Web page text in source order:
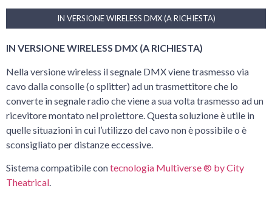
IN VERSIONE WIRELESS DMX (A RICHIESTA)
IN VERSIONE WIRELESS DMX (A RICHIESTA)
Nella versione wireless il segnale DMX viene trasmesso via
cavo dalla consolle (o splitter) ad un trasmettitore che lo
converte in segnale radio che viene a sua volta trasmesso ad un
ricevitore montato nel proiettore. Questa soluzione è utile in
quelle situazioni in cui l’utilizzo del cavo non è possibile o è
sconsigliato per distanze eccessive.
Sistema compatibile contecnologia Multiverse ® by City
Theatrical.